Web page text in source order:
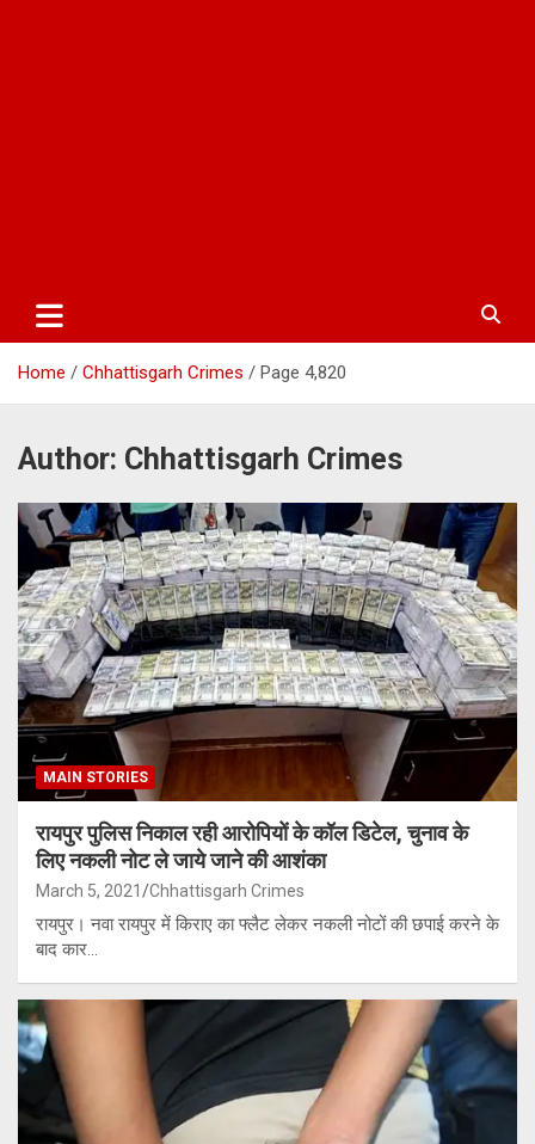
Home Chhattisgarh Crimes Page 4,820
Author: Chhattisgarh Crimes
MAIN STORIES
रायपुर पुलिस निकाल रही आरोपियों के कॉल डिटेल, चुनाव के
लिए नकली नोट ले जाये जाने की आशंका
March 5, 2021 Chhattisgarh Crimes
रायपुर। नवा रायपुर में किराए का फ्लैट लेकर नकली नोटों की छपाई करने के
बाद कार…